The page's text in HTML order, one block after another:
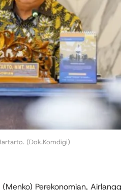
(Dok.Komdigi)
Perekonomian,